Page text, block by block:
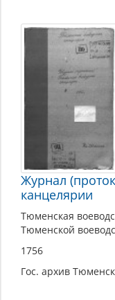
Журнал
канцелярии
Тюменская
Тюменской
1756
Гос. архив